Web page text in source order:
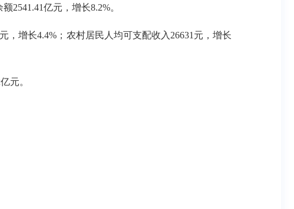
亿元，增长8.2%。
增长4.4%；农村居民人均可支配收入26631元，增长
元。